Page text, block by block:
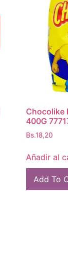
Chocolike
400G
Bs.18,20
Añadir al
Add To